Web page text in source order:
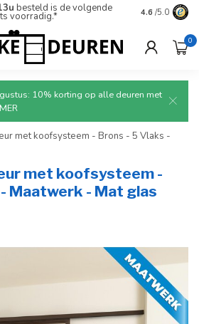
besteld is de volgende
voorradig.*
Ruim aanbod
deuren.
4.6 /5.0
0
10% korting op alle deuren met
met koofsysteem - Brons - 5 Vlaks -
met koofsysteem -
Maatwerk - Mat glas